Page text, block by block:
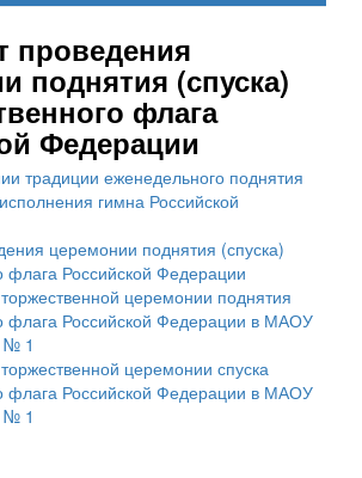
проведения
поднятия (спуска)
флага
Федерации
традиции еженедельного поднятия
гимна Российской
церемонии поднятия (спуска)
флага Российской Федерации
церемонии поднятия
флага Российской Федерации в МАОУ
№ 1
церемонии спуска
флага Российской Федерации в МАОУ
№ 1